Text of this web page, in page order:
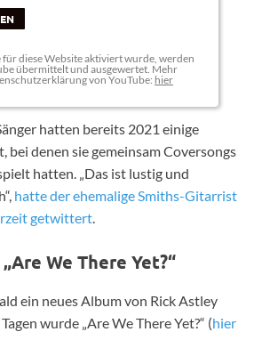
für diese Website aktiviert wurde, werden
übermittelt und ausgewertet. Mehr
von YouTube: hier
hatten bereits 2021 einige
denen sie gemeinsam Coversongs
hatten. „Das ist lustig und
hatte der ehemalige Smiths-Gitarrist
getwittert.
We There Yet?“
ein neues Album von Rick Astley
wurde „Are We There Yet?“ (hier